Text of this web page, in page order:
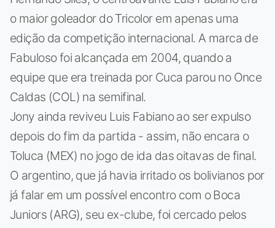
o maior goleador do Tricolor em apenas uma
edição da competição internacional. A marca de
Fabuloso foi alcançada em 2004, quando a
equipe que era treinada por Cuca parou no Once
Caldas (COL) na semifinal.
Jony ainda reviveu Luis Fabiano ao ser expulso
depois do fim da partida - assim, não encara o
Toluca (MEX) no jogo de ida das oitavas de final.
O argentino, que já havia irritado os bolivianos por
já falar em um possível encontro com o Boca
Juniors (ARG), seu ex-clube, foi cercado pelos